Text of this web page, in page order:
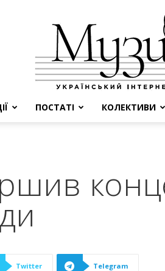
ПОСТАТІ КОЛЕКТИВИ
Twitter Telegram